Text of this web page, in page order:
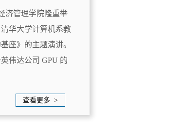
济管理学院隆重举
华大学计算机系教
座》的主题演讲。
伟达公司 GPU 的
查看更多 >